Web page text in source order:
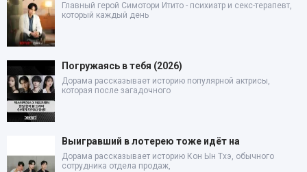
Главный герой Симотори Итито - психиатр и секс-терапевт,
который каждый день
Погружаясь в тебя (2026)
Дорама рассказывает историю популярной актрисы,
которая после загадочного
Выигравший в лотерею тоже идёт на
Дорама рассказывает историю Кон Ын Тхэ, обычного
сотрудника отдела продаж,